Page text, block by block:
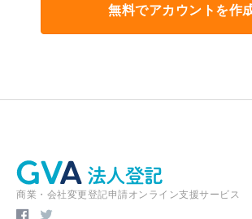
無料でアカウントを作
商業・会社変更登記申請オンライン支援サービス